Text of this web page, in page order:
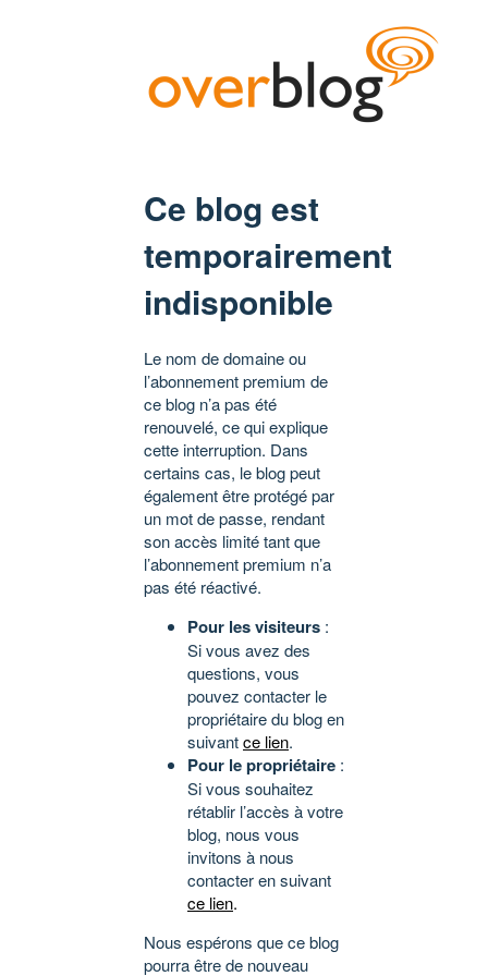
Ce blog est
temporairement
indisponible
Le nom de domaine ou
l’abonnement premium de
ce blog n’a pas été
renouvelé, ce qui explique
cette interruption. Dans
certains cas, le blog peut
également être protégé par
un mot de passe, rendant
son accès limité tant que
l’abonnement premium n’a
pas été réactivé.
Pour les visiteurs :
Si vous avez des
questions, vous
pouvez contacter le
propriétaire du blog en
suivantce lien.
Pour le propriétaire :
Si vous souhaitez
rétablir l’accès à votre
blog, nous vous
invitons à nous
contacter en suivant
ce lien.
Nous espérons que ce blog
pourra être de nouveau